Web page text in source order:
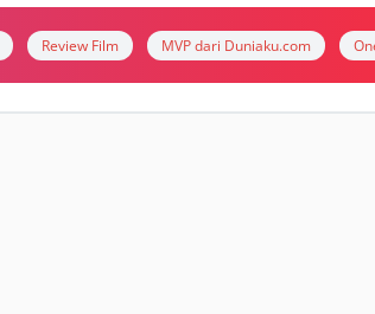
Review Film MVP dari Duniaku.com